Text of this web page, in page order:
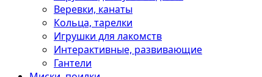
Веревки, канаты
Кольца, тарелки
Игрушки для лакомств
Интерактивные, развивающие
Гантели